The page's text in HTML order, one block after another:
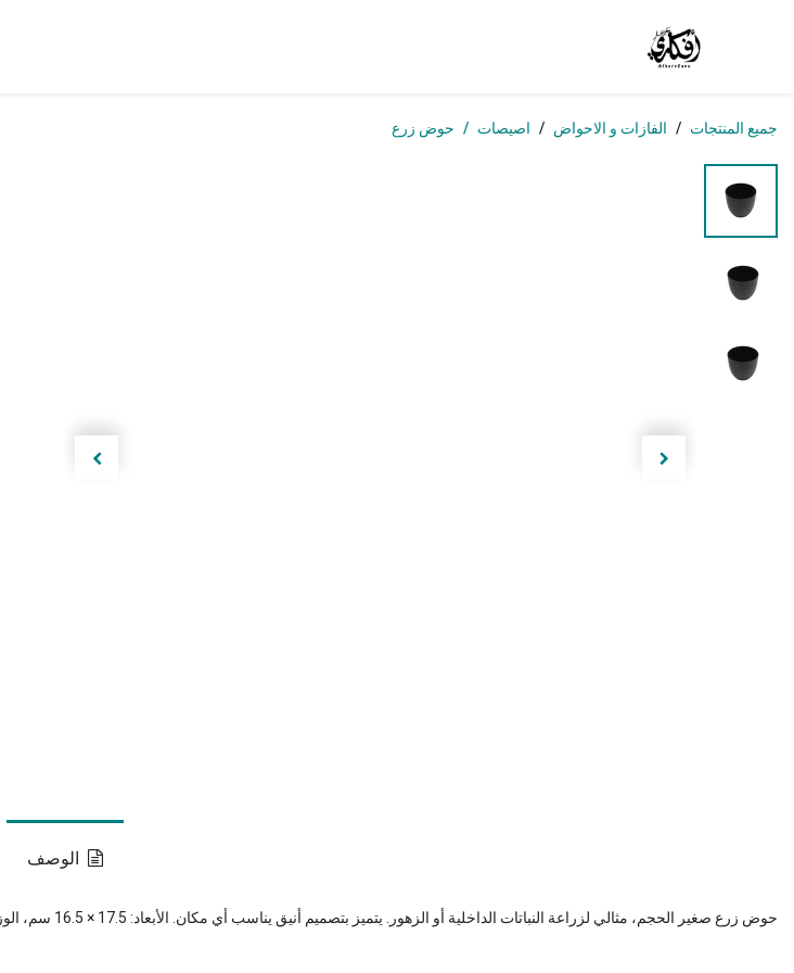
جميع المنتجات الفازات و الاحواض اصيصات حوض زرع
الوصف
حوض زرع صغير الحجم، مثالي لزراعة النباتات الداخلية أو الزهور. يتميز بتصميم أنيق يناسب أي مكان. الأبعاد: 17.5 × 16.5 سم، الوزن: 187 جرام